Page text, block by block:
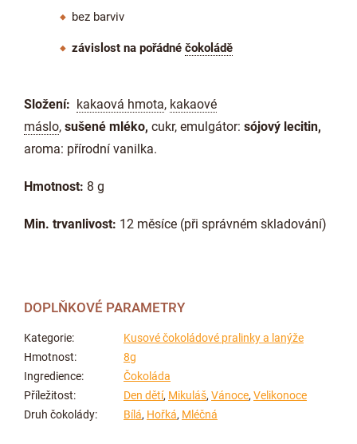
bez barviv
závislost na pořádné čokoládě
Složení: kakaová hmota, kakaové
máslo, sušené mléko, cukr, emulgátor: sójový lecitin,
aroma: přírodní vanilka.
Hmotnost: 8 g
Min. trvanlivost: 12 měsíce (při správném skladování)
DOPLŇKOVÉ PARAMETRY
Kategorie:
Kusové čokoládové pralinky a lanýže
Hmotnost:
8g
Ingredience:
Čokoláda
Příležitost: Den dětí, Mikuláš, Vánoce, Velikonoce
Druh čokolády: Bílá, Hořká, Mléčná